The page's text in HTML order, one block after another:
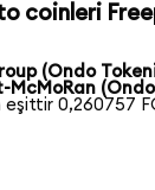
coinleri
(Ondo
McMoRan
eşittir 0,260757